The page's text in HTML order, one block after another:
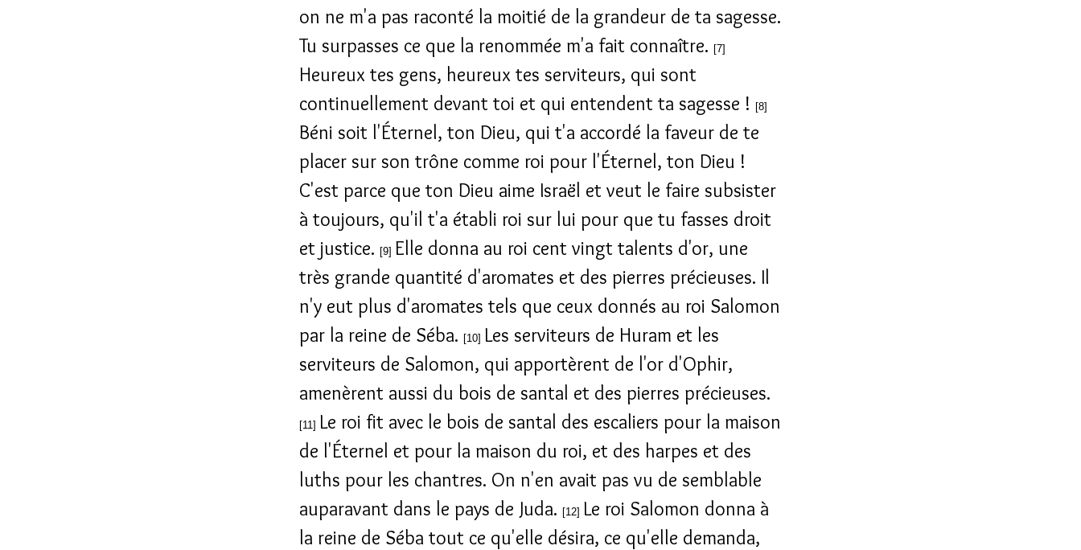
on ne m'a pas raconté la moitié de la grandeur de ta sagesse.
Tu surpasses ce que la renommée m'a fait connaître. [7]
Heureux tes gens, heureux tes serviteurs, qui sont
continuellement devant toi et qui entendent ta sagesse !
[8]
Béni soit l'Éternel, ton Dieu, qui t'a accordé la faveur de te
placer sur son trône comme roi pour l'Éternel, ton Dieu !
C'est parce que ton Dieu aime Israël et veut le faire subsister
à toujours, qu'il t'a établi roi sur lui pour que tu fasses droit
et justice. [9] Elle donna au roi cent vingt talents d'or, une
très grande quantité d'aromates et des pierres précieuses. Il
n'y eut plus d'aromates tels que ceux donnés au roi Salomon
par la reine de Séba. [10] Les serviteurs de Huram et les
serviteurs de Salomon, qui apportèrent de l'or d'Ophir,
amenèrent aussi du bois de santal et des pierres précieuses.
[11] Le roi fit avec le bois de santal des escaliers pour la maison
de l'Éternel et pour la maison du roi, et des harpes et des
luths pour les chantres. On n'en avait pas vu de semblable
auparavant dans le pays de Juda. [12] Le roi Salomon donna à
la reine de Séba tout ce qu'elle désira, ce qu'elle demanda,